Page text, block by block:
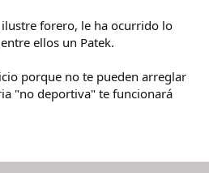
ilustre forero, le ha ocurrido lo
ellos un Patek.
porque no te pueden arreglar
"no deportiva" te funcionará